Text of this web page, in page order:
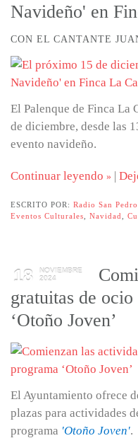
Navideño' en
CON EL CANTANTE
El Palenque de Finca La
de diciembre, desde las
evento navideño.
Continuar leyendo |
ESCRITO POR: Radio San
Eventos Culturales
Navidad
18
NOVIEMBRE
2024
gratuitas de
‘Otoño Joven’
El Ayuntamiento ofrece
plazas para actividades
programa 'Otoño Joven'.